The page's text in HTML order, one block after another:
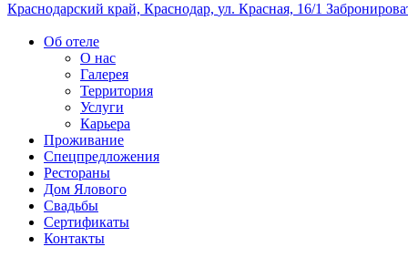
Краснодарский край, Краснодар, ул. Красная, 16/1
Об отеле
О нас
Галерея
Территория
Услуги
Карьера
Проживание
Спецпредложения
Рестораны
Дом Ялового
Свадьбы
Сертификаты
Контакты